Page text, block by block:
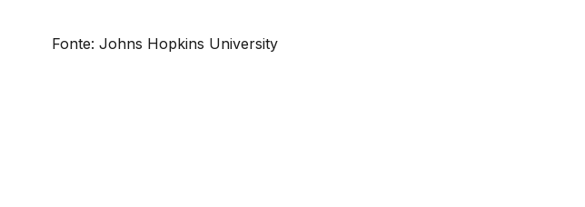
Fonte: Johns Hopkins University